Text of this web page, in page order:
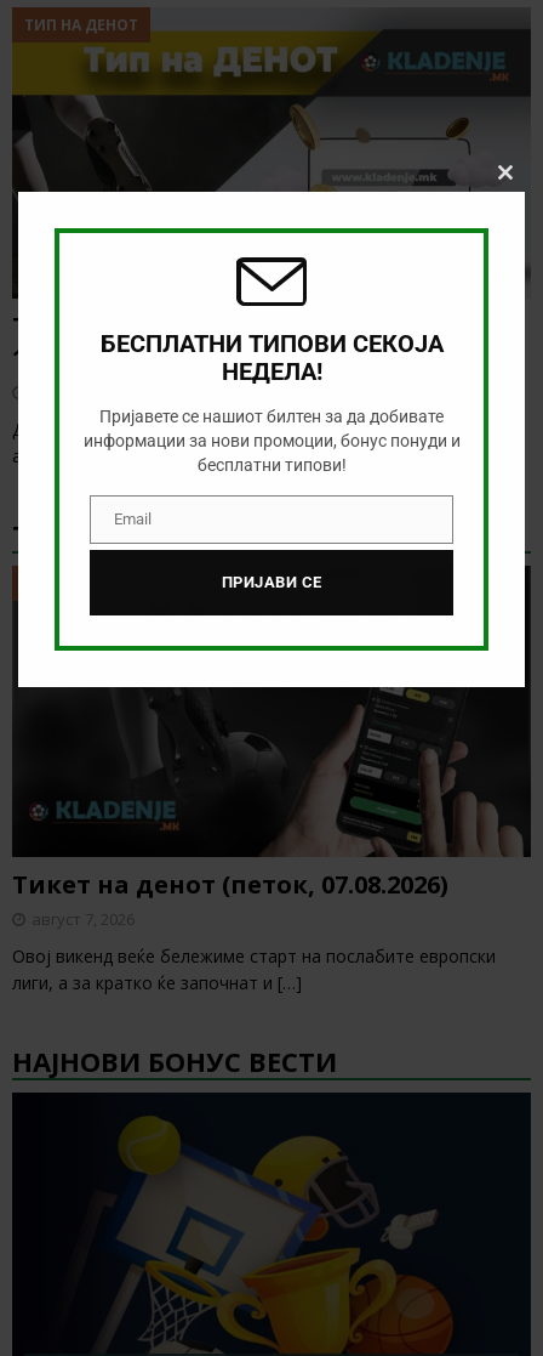
ТИП НА ДЕНОТ
ТИП НА ДЕНОТ (07.08.2026,
19:00) САНДЕФЈОРД – КФУМ
Денес нема солидна понуда за обложување, а ние ќе го
анализираме дуелот од норвешката лига
[…]
ТИКЕТ НА ДЕНОТ
Тикет на денот (петок, 07.08.2026)
август 7, 2026
Овој викенд веќе бележиме старт на послабите европски
лиги, а за кратко ќе започнат и […]
НАЈНОВИ БОНУС ВЕСТИ
БЕСПЛАТНИ ТИПОВИ СЕКОЈА
НЕДЕЛА!
Пријавете се нашиот билтен за да добивате
информации за нови промоции, бонус понуди и
бесплатни типови!
EmailEmail
ПРИЈАВИ СЕ